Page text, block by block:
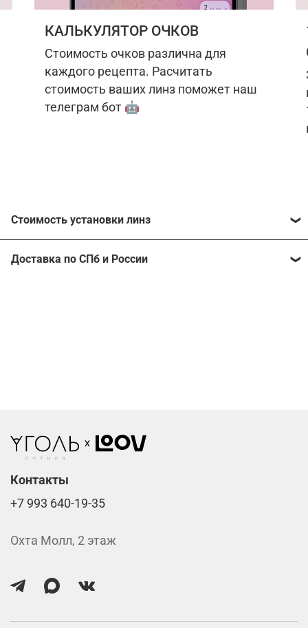
КАЛЬКУЛЯТОР ОЧКОВ
Стоимость очков различна для
каждого рецепта. Расчитать
стоимость ваших линз поможет наш
телеграм бот 🤖
Стоимость установки линз
Расчитать стоимость ваших линз поможет
Доставка по СПб и России
Контакты
+7 993 640-19-35
Охта Молл, 2 этаж